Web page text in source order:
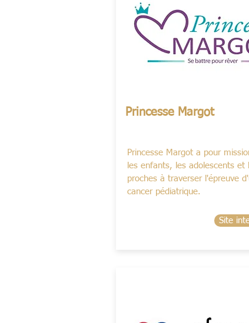
Princesse Margot
Princesse Margot a pour
les enfants, les adolescents et
proches à traverser l'épreuve
cancer pédiatrique.
Site